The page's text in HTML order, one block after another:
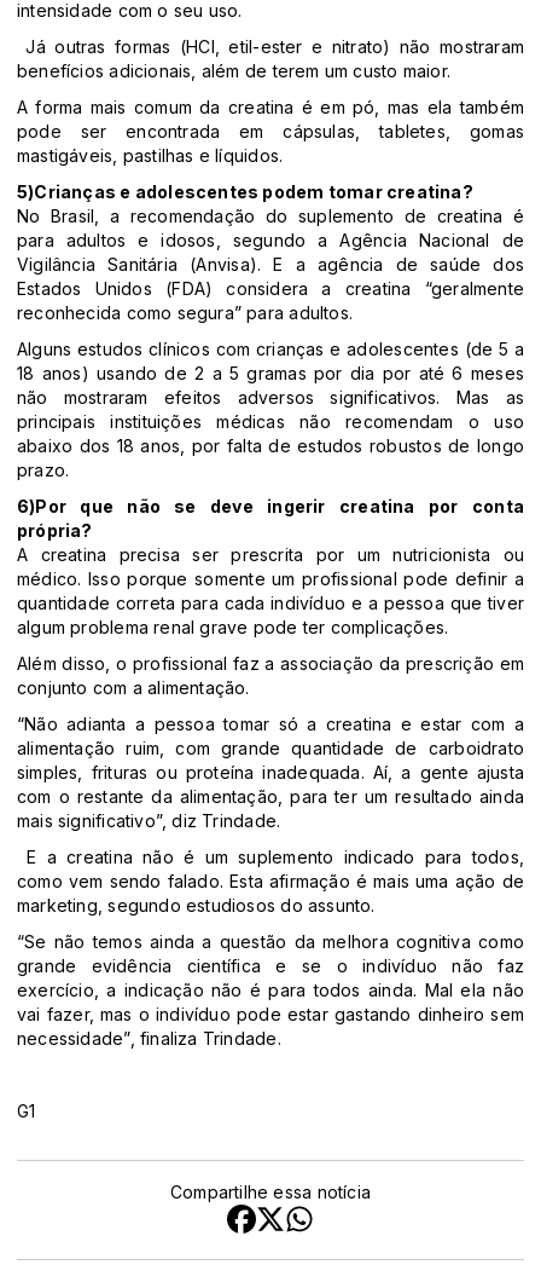
intensidade com o seu uso.
Já outras formas (HCl, etil-ester e nitrato) não mostraram
benefícios adicionais, além de terem um custo maior.
A forma mais comum da creatina é em pó, mas ela também
pode ser encontrada em cápsulas, tabletes, gomas
mastigáveis, pastilhas e líquidos.
5)Crianças e adolescentes podem tomar creatina?
No Brasil, a recomendação do suplemento de creatina é
para adultos e idosos, segundo a Agência Nacional de
Vigilância Sanitária (Anvisa). E a agência de saúde dos
Estados Unidos (FDA) considera a creatina “geralmente
reconhecida como segura” para adultos.
Alguns estudos clínicos com crianças e adolescentes (de 5 a
18 anos) usando de 2 a 5 gramas por dia por até 6 meses
não mostraram efeitos adversos significativos. Mas as
principais instituições médicas não recomendam o uso
abaixo dos 18 anos, por falta de estudos robustos de longo
prazo.
6)Por que não se deve ingerir creatina por conta
própria?
A creatina precisa ser prescrita por um nutricionista ou
médico. Isso porque somente um profissional pode definir a
quantidade correta para cada indivíduo e a pessoa que tiver
algum problema renal grave pode ter complicações.
Além disso, o profissional faz a associação da prescrição em
conjunto com a alimentação.
“Não adianta a pessoa tomar só a creatina e estar com a
alimentação ruim, com grande quantidade de carboidrato
simples, frituras ou proteína inadequada. Aí, a gente ajusta
com o restante da alimentação, para ter um resultado ainda
mais significativo”, diz Trindade.
E a creatina não é um suplemento indicado para todos,
como vem sendo falado. Esta afirmação é mais uma ação de
marketing, segundo estudiosos do assunto.
“Se não temos ainda a questão da melhora cognitiva como
grande evidência científica e se o indivíduo não faz
exercício, a indicação não é para todos ainda. Mal ela não
vai fazer, mas o indivíduo pode estar gastando dinheiro sem
necessidade”, finaliza Trindade.
G1
Compartilhe essa notícia